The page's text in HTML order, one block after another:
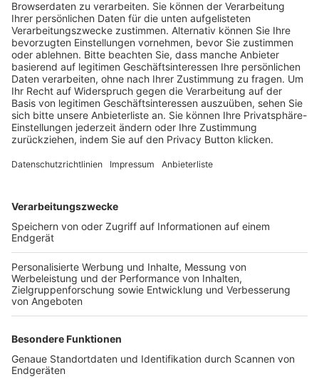
Trainerausbildung
Schulungsangebot Vereinsmitarbeiter
BFV-Geschäftsstellen
Trainerbörse
Login SpielPlus
FOLGE DEM BFV
TOP-VEREINE
TOP-PARTNER